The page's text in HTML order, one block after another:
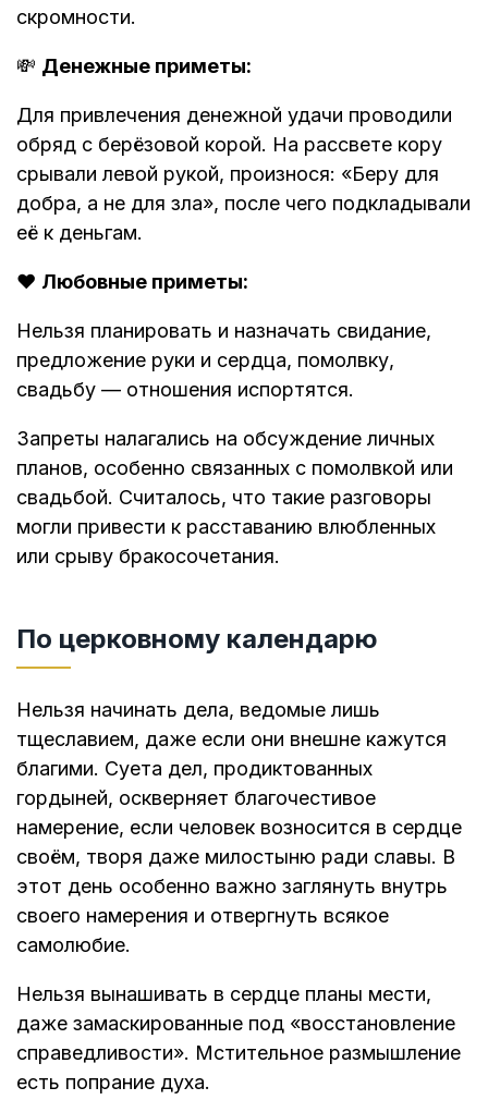
скромности.
💸 Денежные приметы:
Для привлечения денежной удачи проводили
обряд с берёзовой корой. На рассвете кору
срывали левой рукой, произнося: «Беру для
добра, а не для зла», после чего подкладывали
её к деньгам.
❤️ Любовные приметы:
Нельзя планировать и назначать свидание,
предложение руки и сердца, помолвку,
свадьбу — отношения испортятся.
Запреты налагались на обсуждение личных
планов, особенно связанных с помолвкой или
свадьбой. Считалось, что такие разговоры
могли привести к расставанию влюбленных
или срыву бракосочетания.
По церковному календарю
Нельзя начинать дела, ведомые лишь
тщеславием, даже если они внешне кажутся
благими. Суета дел, продиктованных
гордыней, оскверняет благочестивое
намерение, если человек возносится в сердце
своём, творя даже милостыню ради славы. В
этот день особенно важно заглянуть внутрь
своего намерения и отвергнуть всякое
самолюбие.
Нельзя вынашивать в сердце планы мести,
даже замаскированные под «восстановление
справедливости». Мстительное размышление
есть попрание духа.